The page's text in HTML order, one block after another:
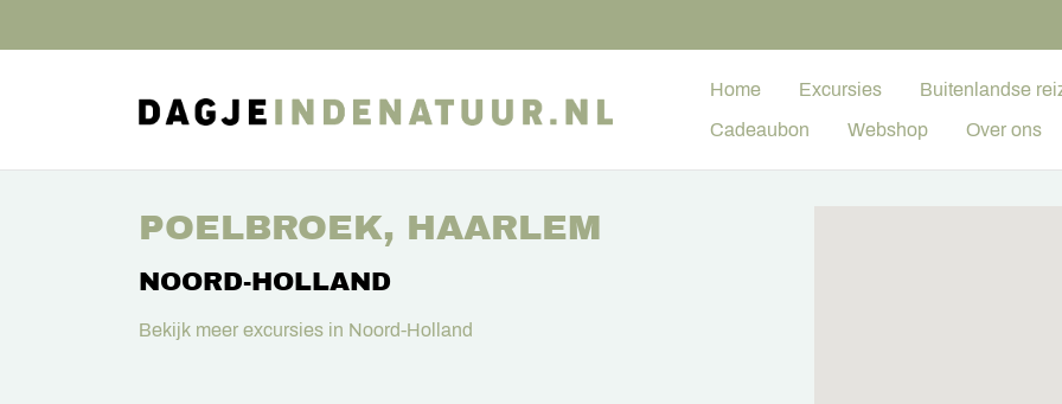
Home Excursies Buitenlandse
Cadeaubon Webshop Over ons
POELBROEK, HAARLEM
NOORD-HOLLAND
Bekijk meer excursies in Noord-Holland